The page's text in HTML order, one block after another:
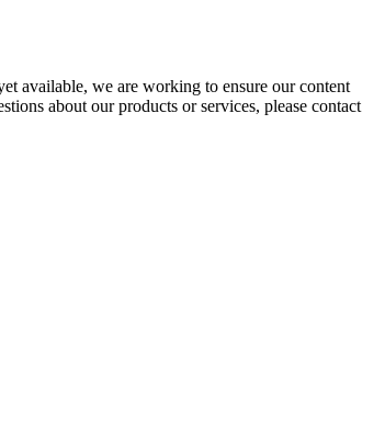
available, we are working to ensure our content
about our products or services, please contact